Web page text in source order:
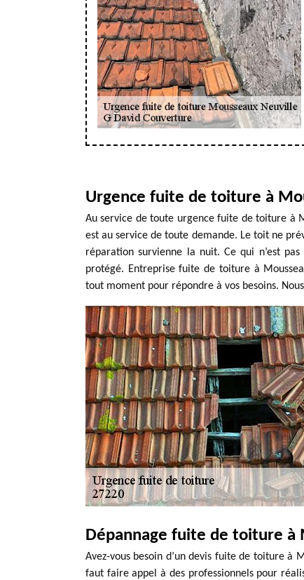
Urgence fuite de toiture à
Au service de toute urgence fuite de toiture à
est au service de toute demande. Le toit ne
réparation survienne la nuit. Ce qui n’est
protégé. Entreprise fuite de toiture à
tout moment pour répondre à vos besoins.
Dépannage fuite de toiture à
Avez-vous besoin d’un devis fuite de toiture à
faut faire appel à des professionnels pour